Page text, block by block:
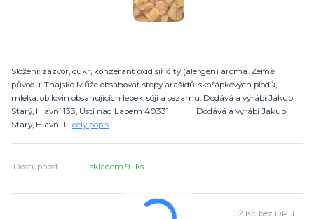
Složení: zázvor, cukr, konzerant oxid siřičitý (alergen) aroma. Země
původu: Thajsko Může obsahovat stopy arašídů, skořápkových plodů,
mléka, obilovin obsahujících lepek, sóji a sezamu. Dodává a vyrábí Jakub
Starý, Hlavní 133, Ústí nad Labem 40331 Dodává a vyrábí Jakub
Starý, Hlavní 1... celý popis
Dostupnost skladem 91 ks
152 Kč bez DPH